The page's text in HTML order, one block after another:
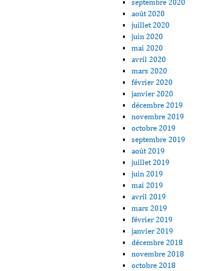
septembre 2020
août 2020
juillet 2020
juin 2020
mai 2020
avril 2020
mars 2020
février 2020
janvier 2020
décembre 2019
novembre 2019
octobre 2019
septembre 2019
août 2019
juillet 2019
juin 2019
mai 2019
avril 2019
mars 2019
février 2019
janvier 2019
décembre 2018
novembre 2018
octobre 2018